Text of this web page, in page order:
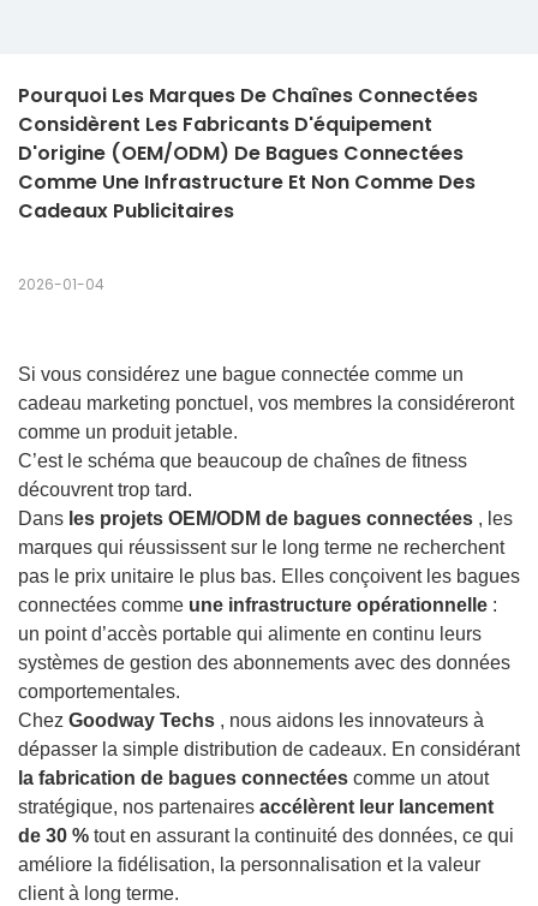
Pourquoi Les Marques De Chaînes Connectées
Considèrent Les Fabricants D'équipement
D'origine (OEM/ODM) De Bagues Connectées
Comme Une Infrastructure Et Non Comme Des
Cadeaux Publicitaires
2026-01-04
Si vous considérez une bague connectée comme un
cadeau marketing ponctuel, vos membres la considéreront
comme un produit jetable.
C’est le schéma que beaucoup de chaînes de fitness
découvrent trop tard.
Dans les projets OEM/ODM de bagues connectées , les
marques qui réussissent sur le long terme ne recherchent
pas le prix unitaire le plus bas. Elles conçoivent les bagues
connectées comme une infrastructure opérationnelle :
un point d’accès portable qui alimente en continu leurs
systèmes de gestion des abonnements avec des données
comportementales.
Chez Goodway Techs , nous aidons les innovateurs à
dépasser la simple distribution de cadeaux. En considérant
la fabrication de bagues connectées comme un atout
stratégique, nos partenaires accélèrent leur lancement
de 30 % tout en assurant la continuité des données, ce qui
améliore la fidélisation, la personnalisation et la valeur
client à long terme.